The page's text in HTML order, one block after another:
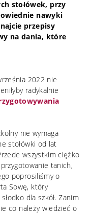
stołówek, przy
nawyki
przepisy
na dania, które
2022 nie
radykalnie
nie wymaga
stołówki od lat
wszystkim ciężko
tanich,
poprosiliśmy o
Sowę, który
dla szkół. Zanim
co należy wiedzieć o